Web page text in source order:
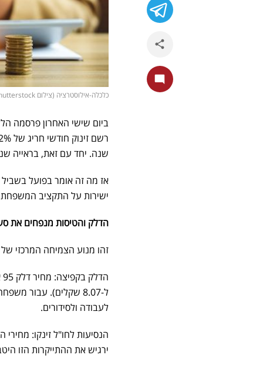
כלכלה-אילוסטרציה (צילום shutterstock)
ביום שישי האחרון פרסמה
שנה. יחד עם זאת, בראייה
ישירות על התקציב
הדלק והטיסות מנפחים את
זהו מנוע הצמיחה המרכזי
ל-8.07 שקלים). עבור
לעבודה ולסידורים.
ירגיש את ההתייקרות הזו